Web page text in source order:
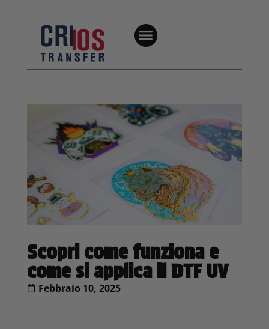
Scopri come funziona e
come si applica il DTF UV
Febbraio 10, 2025